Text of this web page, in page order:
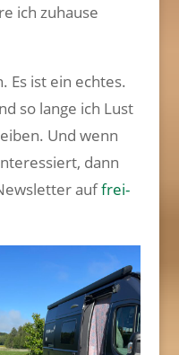
ich zuhause
Es ist ein echtes.
so lange ich Lust
Und wenn
dann
auffrei-